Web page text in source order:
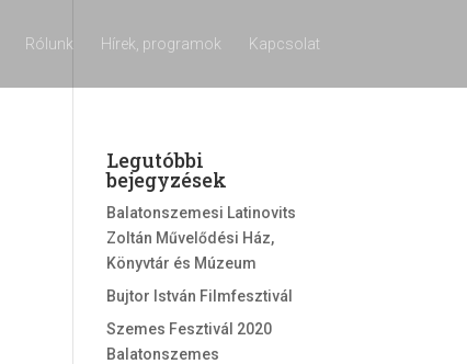
Rólunk Hírek, programok Kapcsolat
Legutóbbi
bejegyzések
Balatonszemesi Latinovits
Zoltán Művelődési Ház,
Könyvtár és Múzeum
Bujtor István Filmfesztivál
Szemes Fesztivál 2020
Balatonszemes